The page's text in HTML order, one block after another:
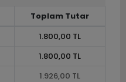
Toplam Tutar
1.800,00 TL
1.800,00 TL
1.926,00 TL